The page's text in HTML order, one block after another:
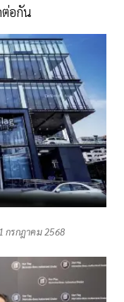
อกัน
กรกฎาคม 2568